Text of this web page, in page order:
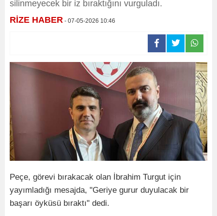
silinmeyecek bir iz bıraktığını vurguladı.
RİZE HABER - 07-05-2026 10:46
Peçe, görevi bırakacak olan İbrahim Turgut için
yayımladığı mesajda, "Geriye gurur duyulacak bir
başarı öyküsü bıraktı" dedi.